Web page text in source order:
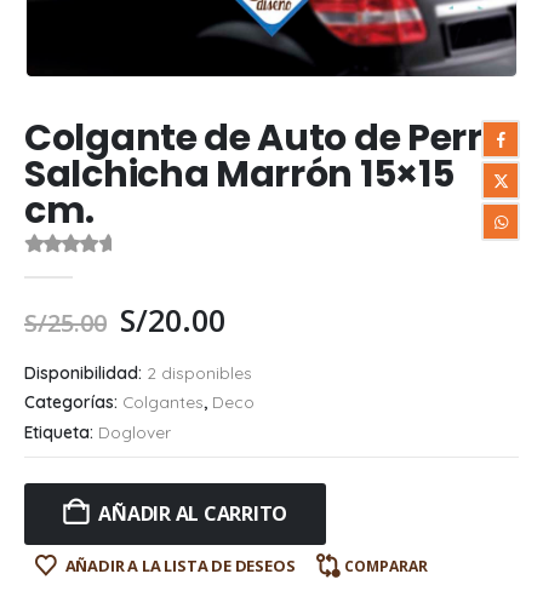
Colgante de Auto de Perro
Salchicha Marrón 15×15
cm.
S/25.00 S/20.00
Disponibilidad: 2 disponibles
Categorías: Colgantes, Deco
Etiqueta: Doglover
AÑADIR AL CARRITO
AÑADIR A LA LISTA DE DESEOS COMPARAR